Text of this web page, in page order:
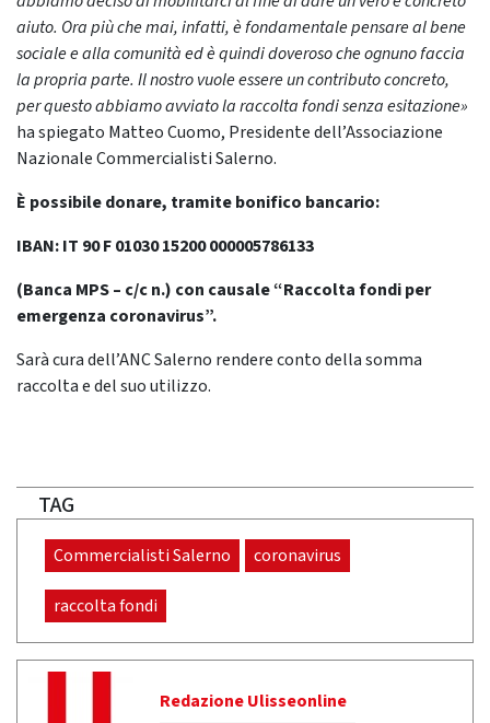
aiuto. Ora più che mai, infatti, è fondamentalepensare al bene
sociale e alla comunità ed è quindi doveroso che ognuno faccia
la propriaparte. Il nostro vuole essere un contributo concreto,
per questo abbiamo avviato la raccoltafondi senza esitazione»
ha spiegato Matteo Cuomo, Presidente dell’Associazione
Nazionale Commercialisti Salerno.
È possibiledonare, tramitebonifico bancario:
IBAN:IT 90F0103015200 000005786133
(Banca MPS – c/c n.) con causale “Raccolta fondi per
emergenza coronavirus”.
Sarà cura dell’ANC Salerno rendere conto della somma
raccolta e del suo utilizzo.
TAG
Commercialisti Salerno coronavirus
raccolta fondi
Redazione Ulisseonline